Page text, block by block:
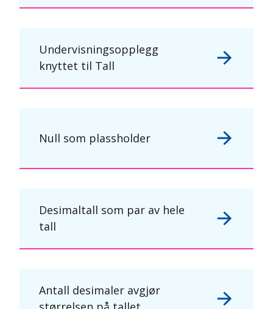
Undervisningsopplegg
knyttet til Tall
Null som plassholder
Desimaltall som par av hele
tall
Antall desimaler avgjør